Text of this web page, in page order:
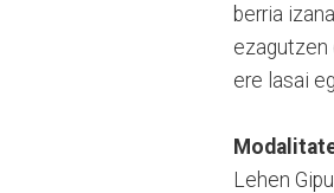
berria
ezagutzen
ere lasai
Lehen